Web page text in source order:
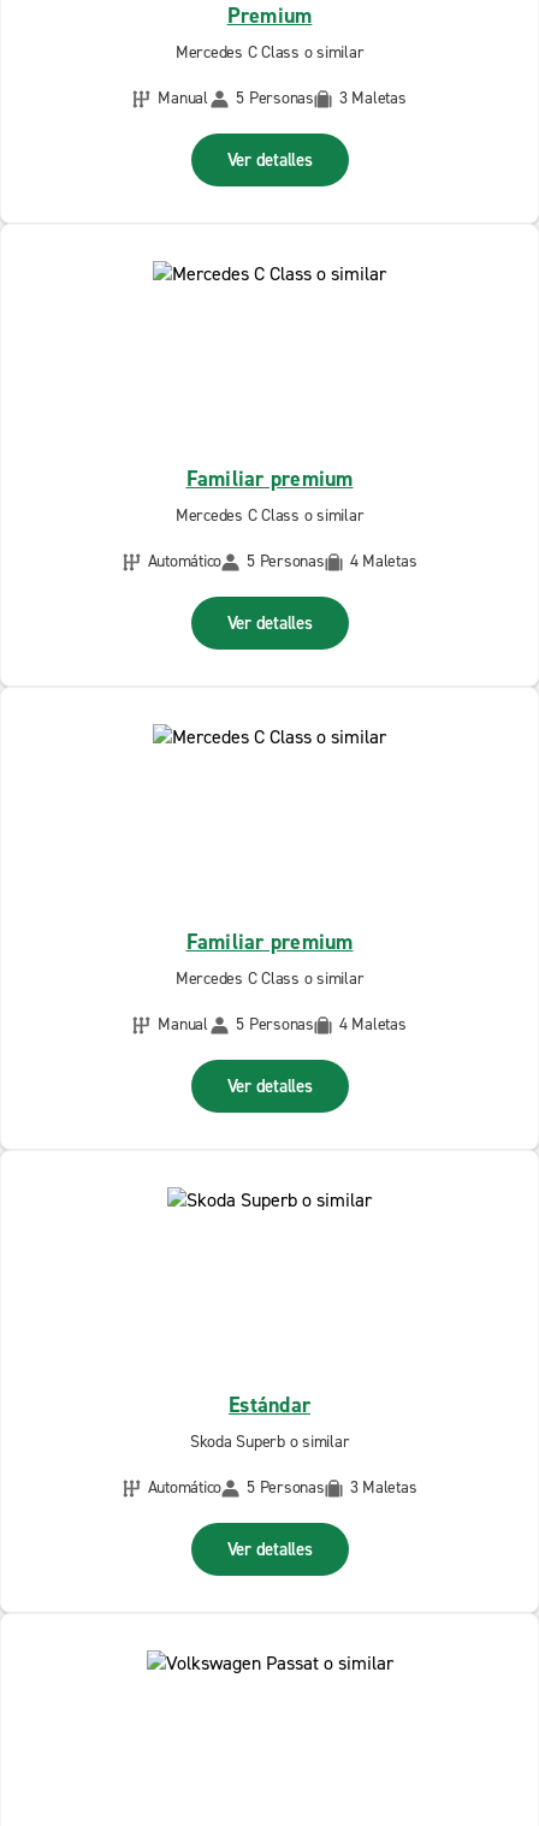
Premium
Mercedes C Class o similar
Manual
5 Personas 3 Maletas
Ver detalles
Familiar premium
Mercedes C Class o similar
Automático
5 Personas 4 Maletas
Ver detalles
Familiar premium
Mercedes C Class o similar
Manual
5 Personas 4 Maletas
Ver detalles
Estándar
Skoda Superb o similar
Automático
5 Personas 3 Maletas
Ver detalles